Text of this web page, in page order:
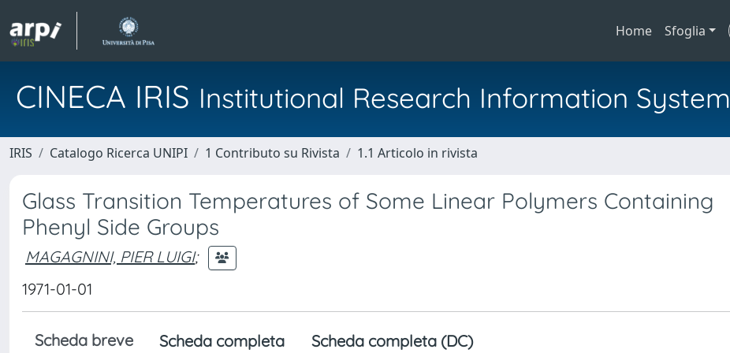
Home Sfoglia
CINECA IRIS Institutional Research Information System
IRIS Catalogo Ricerca UNIPI 1 Contributo su Rivista 1.1 Articolo in rivista
Glass Transition Temperatures of Some Linear Polymers Containing
Phenyl Side Groups
MAGAGNINI, PIER LUIGI;
1971-01-01
Scheda breve Scheda completa Scheda completa (DC)